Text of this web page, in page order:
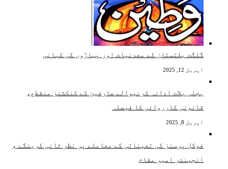
گلگت بلتستان کے معدنیات اور پہاڑوں کی کہانی
اپریل 12, 2025
بجلی بلات ادانہ کرنیوالے صارفین کے کنکشنز منقطع،
قانونی کارروائی کا فیصلہ
اپریل 8, 2025
فوکل پرسنز کی تعیناتی کے معاملے پر نظر ثانی کرینگے ،
انجینئر امیر مقام